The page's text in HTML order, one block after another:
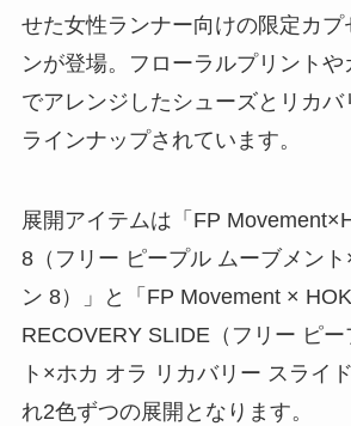
せた女性ランナー向けの限定カプ
ンが登場。フローラルプリント
でアレンジしたシューズとリカ
ラインナップされています。
展開アイテムは「FP
8（フリー ピープル ムーブメント
ン 8）」と「FP Movement ×
RECOVERY SLIDE（フリー ピ
ト×ホカ オラ リカバリー スライ
れ2色ずつの展開となります。